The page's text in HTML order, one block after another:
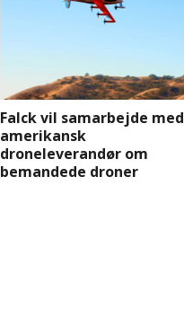
Falck vil samarbejde med
amerikansk
droneleverandør om
bemandede droner